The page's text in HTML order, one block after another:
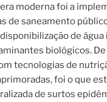
moderna foi a
de saneamento
de água
biológicos.
tecnologias de
foi o que
de surtos